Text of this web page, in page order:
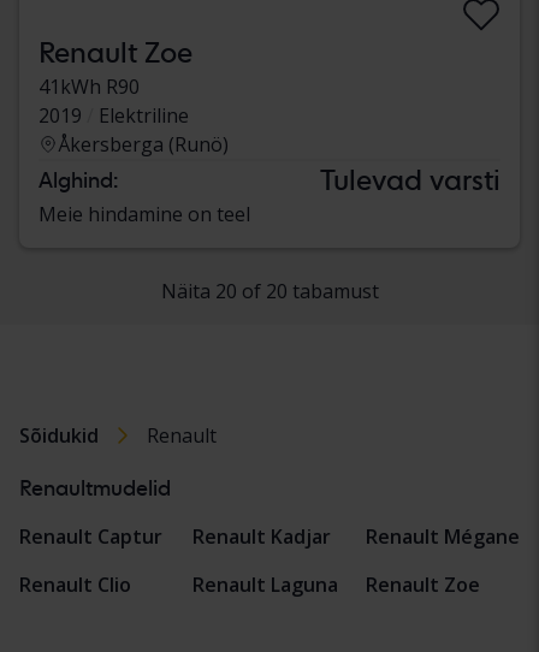
Renault Zoe
41kWh R90
2019
Elektriline
Åkersberga (Runö)
Alghind: Tulevad varsti
Meie hindamine on teel
Näita 20 of 20 tabamust
Sõidukid Renault
Renaultmudelid
Renault Captur
Renault Clio
Renault Kadjar
Renault Laguna
Renault Mégane
Renault Zoe